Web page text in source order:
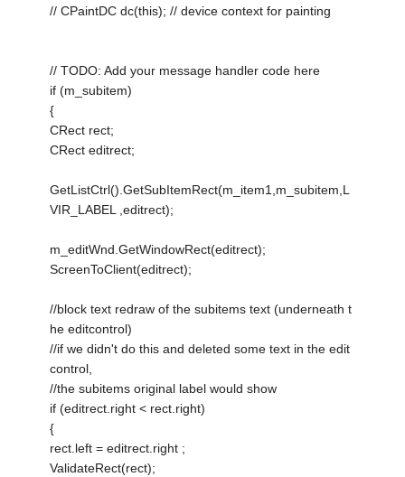
// CPaintDC dc(this); // device context for painting
// TODO: Add your message handler code here
if (m_subitem)
{
CRect rect;
CRect editrect;
GetListCtrl().GetSubItemRect(m_item1,m_subitem,L
VIR_LABEL ,editrect);
m_editWnd.GetWindowRect(editrect);
ScreenToClient(editrect);
//block text redraw of the subitems text (underneath t
he editcontrol)
//if we didn't do this and deleted some text in the edit
control,
//the subitems original label would show
if (editrect.right < rect.right)
{
rect.left = editrect.right ;
ValidateRect(rect);